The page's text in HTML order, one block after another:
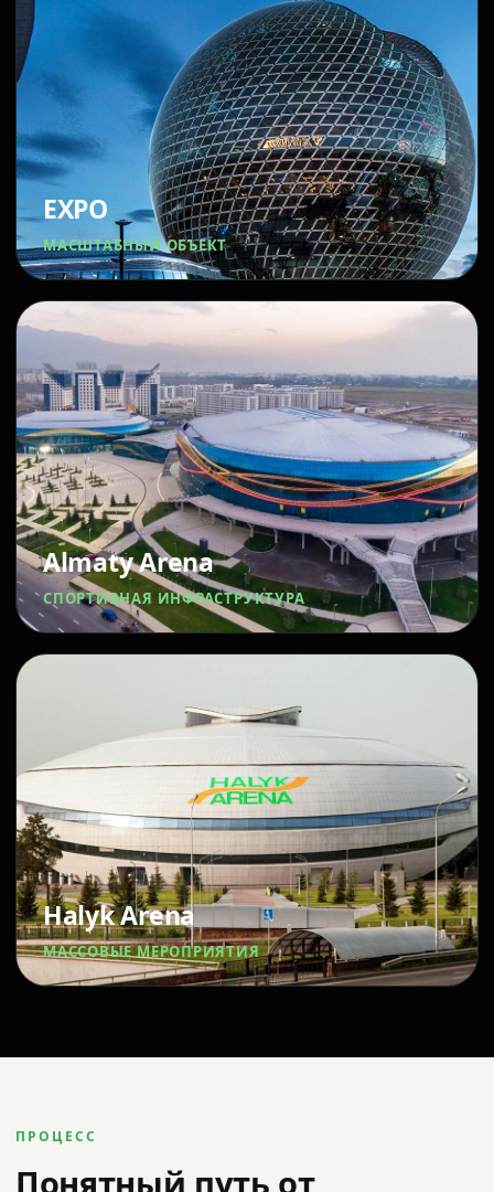
EXPO
МАСШТАБНЫЙ ОБЪЕКТ
Almaty Arena
СПОРТИВНАЯ ИНФРАСТРУКТУРА
Halyk Arena
МАССОВЫЕ МЕРОПРИЯТИЯ
ПРОЦЕСС
Понятный путь от